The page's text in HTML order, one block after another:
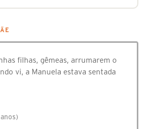
filhas, gêmeas, arrumarem o
vi, a Manuela estava sentada